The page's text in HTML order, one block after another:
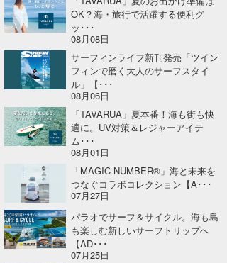
OK？海・旅行で活躍する便利グ
ッ･･･
08月08日
サーフィンライフ新刊発売「ツイン
フィンで磨く大人のサーフスタイ
ル」【･･･
08月06日
「TAVARUA」夏本番！海も街も快
適に。UV対策＆レジャーアイテ
ム･･･
08月01日
「MAGIC NUMBER®」海と未来を
つなぐコラボコレクション【A･･･
07月27日
パラオでサーフ＆サイクル。海も島
も楽しむ新しいサーフトリップへ
【AD･･･
07月25日